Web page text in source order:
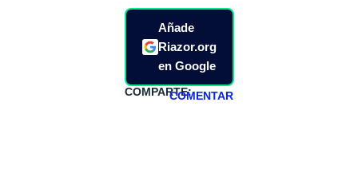
Añade
Riazor.org
en Google
COMPARTE:COMENTAR